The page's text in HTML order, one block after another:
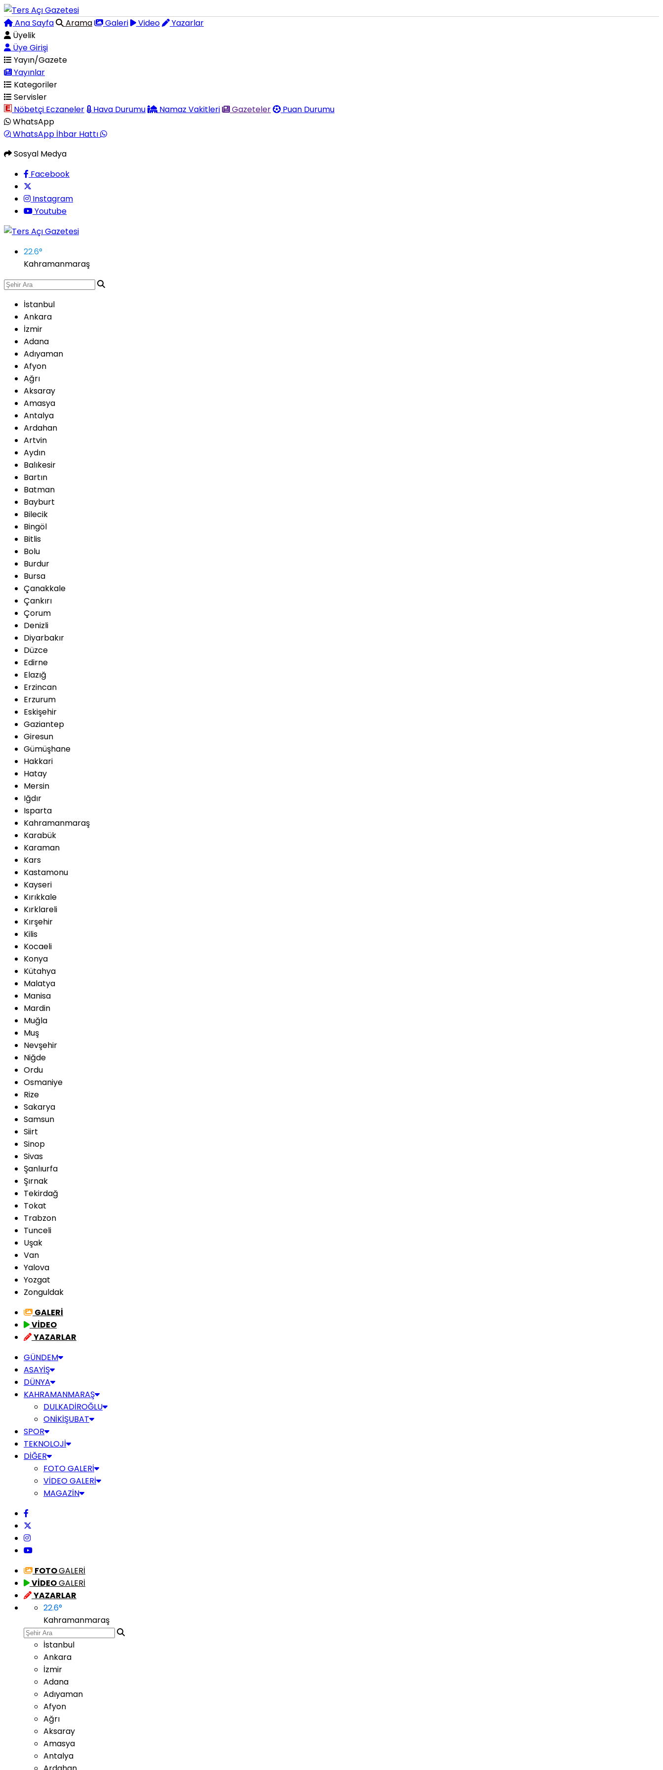
Ana Sayfa Arama Galeri Video
Yazarlar
Üyelik
Üye Girişi
Yayın/Gazete
Yayınlar
Kategoriler
Servisler
Nöbetçi Eczaneler
Hava Durumu Namaz Vakitleri Gazeteler
Puan Durumu
WhatsApp
WhatsApp İhbar Hattı
Sosyal Medya
Facebook
Instagram
Youtube
22.6°
Kahramanmaraş
İstanbul
Ankara
İzmir
Adana
Adıyaman
Afyon
Ağrı
Aksaray
Amasya
Antalya
Ardahan
Artvin
Aydın
Balıkesir
Bartın
Batman
Bayburt
Bilecik
Bingöl
Bitlis
Bolu
Burdur
Bursa
Çanakkale
Çankırı
Çorum
Denizli
Diyarbakır
Düzce
Edirne
Elazığ
Erzincan
Erzurum
Eskişehir
Gaziantep
Giresun
Gümüşhane
Hakkari
Hatay
Mersin
Iğdır
Isparta
Kahramanmaraş
Karabük
Karaman
Kars
Kastamonu
Kayseri
Kırıkkale
Kırklareli
Kırşehir
Kilis
Kocaeli
Konya
Kütahya
Malatya
Manisa
Mardin
Muğla
Muş
Nevşehir
Niğde
Ordu
Osmaniye
Rize
Sakarya
Samsun
Siirt
Sinop
Sivas
Şanlıurfa
Şırnak
Tekirdağ
Tokat
Trabzon
Tunceli
Uşak
Van
Yalova
Yozgat
Zonguldak
GALERİ
VİDEO
YAZARLAR
GÜNDEM
ASAYİŞ
DÜNYA
KAHRAMANMARAŞ
DULKADİROĞLU
ONİKİŞUBAT
SPOR
TEKNOLOJİ
DİĞER
FOTO GALERİ
VİDEO GALERİ
MAGAZİN
FOTOGALERİ
VİDEOGALERİ
YAZARLAR
22.6°
Kahramanmaraş
İstanbul
Ankara
İzmir
Adana
Adıyaman
Afyon
Ağrı
Aksaray
Amasya
Antalya